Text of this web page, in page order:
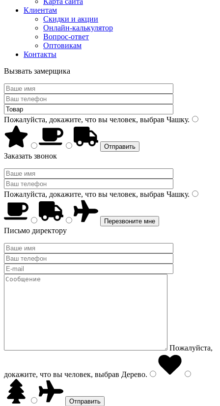
Клиентам
Скидки и акции
Онлайн-калькулятор
Вопрос-ответ
Оптовикам
Контакты
Вызвать замерщика
Пожалуйста, докажите, что вы человек, выбрав Чашку.
Заказать звонок
Пожалуйста, докажите, что вы человек, выбрав Чашку.
Письмо директору
Пожалуйста,
докажите, что вы человек, выбрав Дерево.